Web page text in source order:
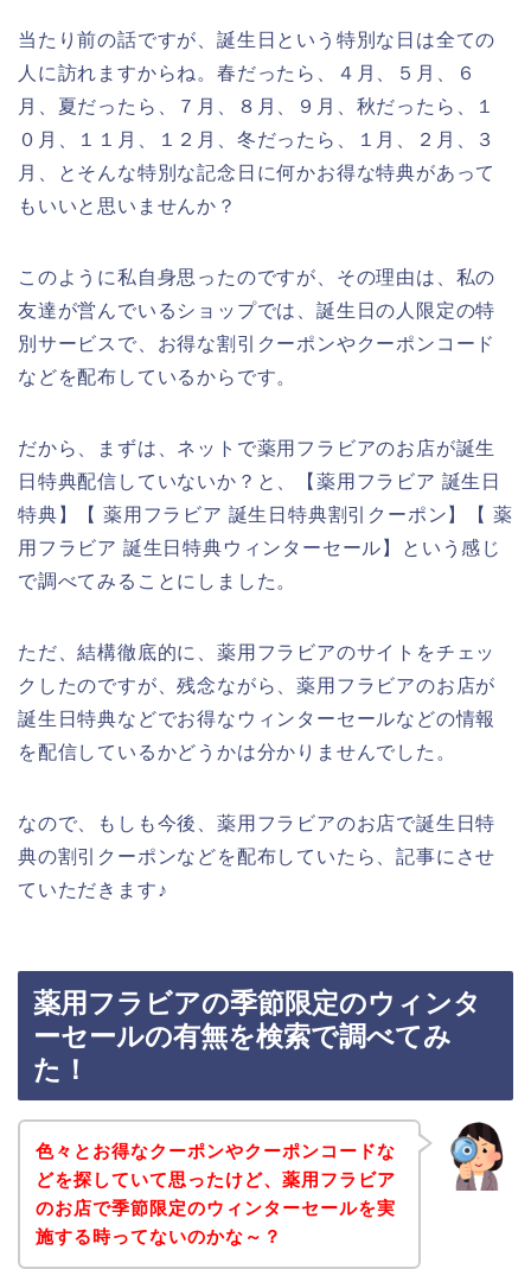
当たり前の話ですが、誕生日という特別な日は全ての
人に訪れますからね。春だったら、４月、５月、６
月、夏だったら、７月、８月、９月、秋だったら、１
０月、１１月、１２月、冬だったら、１月、２月、３
月、とそんな特別な記念日に何かお得な特典があって
もいいと思いませんか？
このように私自身思ったのですが、その理由は、私の
友達が営んでいるショップでは、誕生日の人限定の特
別サービスで、お得な割引クーポンやクーポンコード
などを配布しているからです。
だから、まずは、ネットで薬用フラビアのお店が誕生
日特典配信していないか？と、【薬用フラビア 誕生日
特典】【 薬用フラビア 誕生日特典割引クーポン】【 薬
用フラビア 誕生日特典ウィンターセール】という感じ
で調べてみることにしました。
ただ、結構徹底的に、薬用フラビアのサイトをチェッ
クしたのですが、残念ながら、薬用フラビアのお店が
誕生日特典などでお得なウィンターセールなどの情報
を配信しているかどうかは分かりませんでした。
なので、もしも今後、薬用フラビアのお店で誕生日特
典の割引クーポンなどを配布していたら、記事にさせ
ていただきます♪
薬用フラビアの季節限定のウィンタ
ーセールの有無を検索で調べてみ
た！
色々とお得なクーポンやクーポンコードな
どを探していて思ったけど、薬用フラビア
のお店で季節限定のウィンターセールを実
施する時ってないのかな～？